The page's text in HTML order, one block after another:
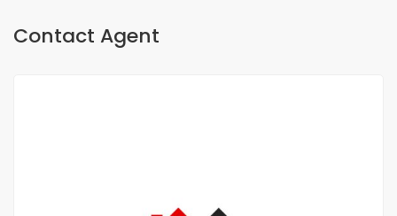
Contact Agent